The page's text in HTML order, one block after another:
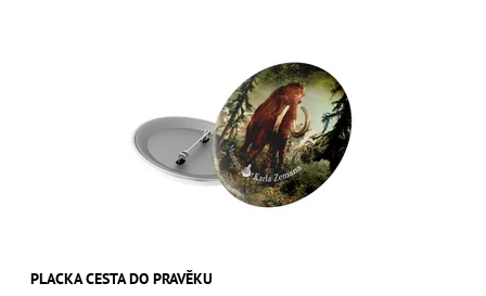
PLACKA CESTA DO PRAVĚKU